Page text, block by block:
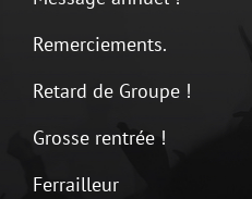
Remerciements.
Retard de Groupe !
Grosse rentrée !
Ferrailleur